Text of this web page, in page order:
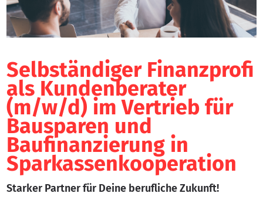
Selbständiger Finanzprofi
als Kundenberater
(m/w/d) im Vertrieb für
Bausparen und
Baufinanzierung in
Sparkassenkooperation
Starker Partner für Deine berufliche Zukunft!